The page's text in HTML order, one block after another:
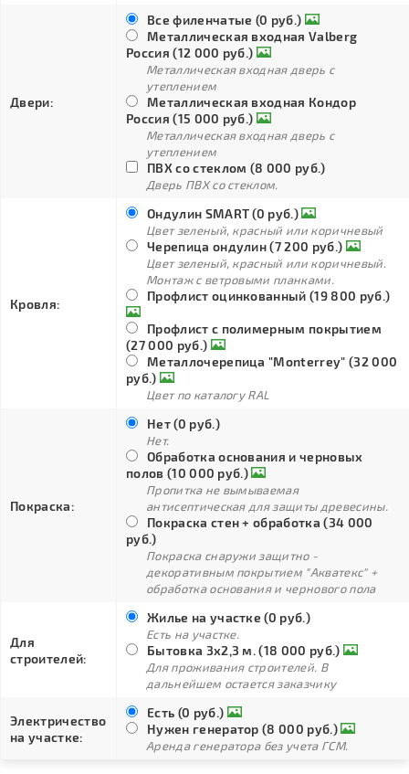
Двери:
Все филенчатые (0 руб.)
Металлическая входная Valberg
Россия (12 000 руб.)
Металлическая входная дверь с
утеплением
Металлическая входная Кондор
Россия (15 000 руб.)
Металлическая входная дверь с
утеплением
ПВХ со стеклом (8 000 руб.)
Дверь ПВХ со стеклом.
Кровля:
Ондулин SMART (0 руб.)
Цвет зеленый, красный или коричневый
Черепица ондулин (7 200 руб.)
Цвет зеленый, красный или коричневый.
Монтаж с ветровыми планками.
Профлист оцинкованный (19 800 руб.)
Профлист с полимерным покрытием
(27 000 руб.)
Металлочерепица "Monterrey" (32 000
руб.)
Цвет по каталогу RAL
Покраска:
Нет (0 руб.)
Нет.
Обработка основания и черновых
полов (10 000 руб.)
Пропитка не вымываемая
антисептическая для защиты древесины.
Покраска стен + обработка (34 000
руб.)
Покраска снаружи защитно -
декоративным покрытием "Акватекс" +
обработка основания и чернового пола
Для
строителей:
Жилье на участке (0 руб.)
Есть на участке.
Бытовка 3х2,3 м. (18 000 руб.)
Для проживания строителей. В
дальнейшем остается заказчику
Электричество
на участке:
Есть (0 руб.)
Нужен генератор (8 000 руб.)
Аренда генератора без учета ГСМ.